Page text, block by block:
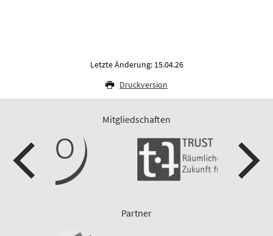
Letzte Änderung: 15.04.26
Druckversion
Mitgliedschaften
Partner